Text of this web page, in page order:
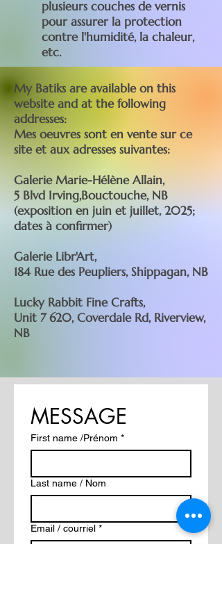
plusieurs couches de vernis
pour assurer la protection
contre l'humidité, la chaleur,
etc.
My Batiks are available on this
website and at the following
addresses:​
Mes oeuvres sont en vente sur ce
site et aux adresses suivantes:​
Galerie Marie-Hélène Allain,
5 Blvd Irving,Bouctouche, NB
(exposition en juin et juillet, 2025;
dates à confirmer)​
Galerie Libr'Art,
184 Rue des Peupliers, Shippagan, NB
Lucky Rabbit Fine Crafts,
Unit 7 620, Coverdale Rd, Riverview,
NB
MESSAGE
First name /Prénom *
Last name / Nom
Email / courriel *